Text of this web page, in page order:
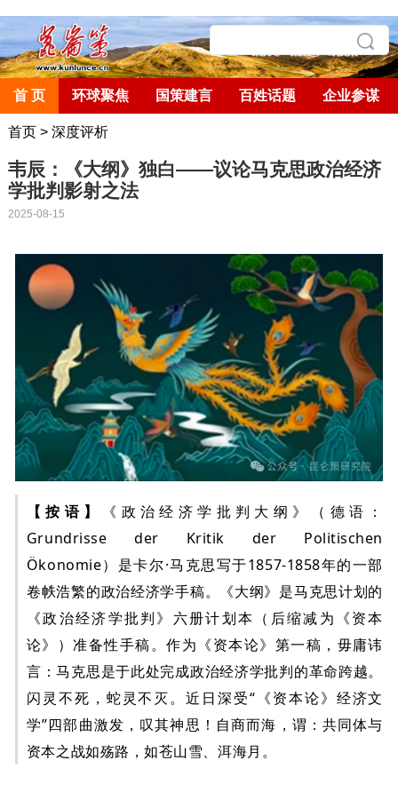
首 页 环球聚焦 国策建言 百姓话题 企业参谋
首页> 深度评析
韦辰：《大纲》独白——议论马克思政治经济
学批判影射之法
2025-08-15
【按语】
《政治经济学批判大纲》（德语：
Grundrisse der Kritik der Politischen
Ökonomie）是卡尔·马克思写于1857-1858年的一部
卷帙浩繁的政治经济学手稿。《大纲》是马克思计划的
《政治经济学批判》六册计划本（后缩减为《资本
论》）准备性手稿。作为《资本论》第一稿，毋庸讳
言：马克思是于此处完成政治经济学批判的革命跨越。
闪灵不死，蛇灵不灭。近日深受“《资本论》经济文
学”四部曲激发，叹其神思！自商而海，谓：共同体与
资本之战如殇路，如苍山雪、洱海月。